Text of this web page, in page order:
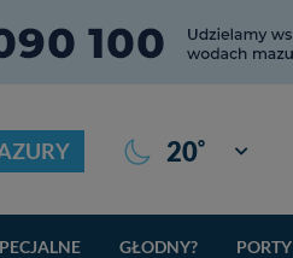
20° Giżycko
GŁODNY? PORTY